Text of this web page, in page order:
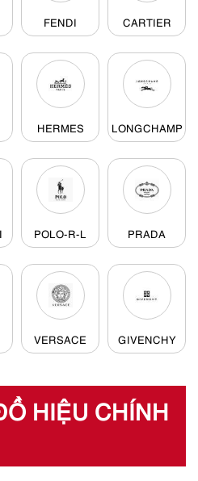
FENDI CARTIER
HERMES LONGCHAMP
POLO-R-L PRADA
VERSACE GIVENCHY
HIỆU CHÍNH